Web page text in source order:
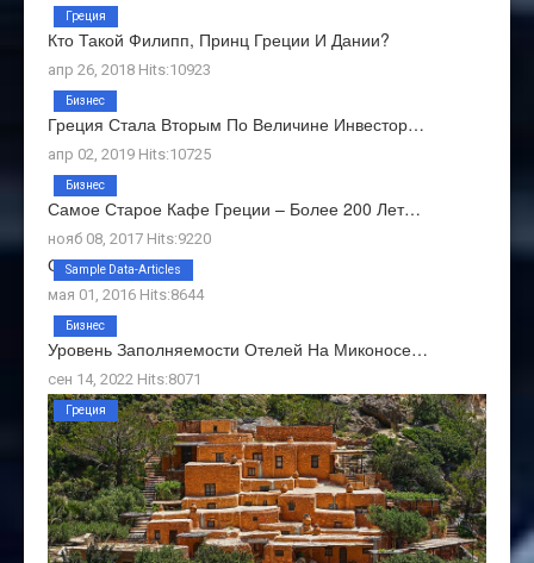
Кто Такой Филипп, Принц Греции И Дании?
апр 26, 2018 Hits:10923
Греция
Греция Стала Вторым По Величине Инвестор…
апр 02, 2019 Hits:10725
Бизнес
Самое Старое Кафе Греции – Более 200 Лет…
нояб 08, 2017 Hits:9220
Бизнес
О Нас
мая 01, 2016 Hits:8644
Sample Data-Articles
Уровень Заполняемости Отелей На Миконосе…
сен 14, 2022 Hits:8071
Бизнес
Греция